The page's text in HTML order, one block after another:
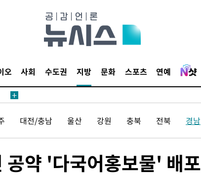
오 사회 수도권 지방 문화 스포츠 연예
]
대전/충남 울산 강원 충북 전북 경남
공약 '다국어홍보물' 배포